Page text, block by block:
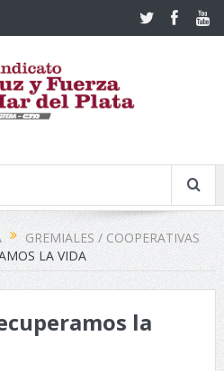
GREMIALES / COOPERATIVAS
LA VIDA
la